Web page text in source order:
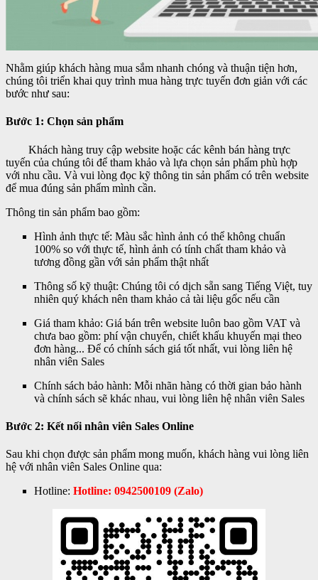
Nhằm giúp khách hàng mua sắm nhanh chóng và thuận tiện hơn,
chúng tôi triển khai quy trình mua hàng trực tuyến đơn giản với các
bước như sau:
Bước 1: Chọn sản phẩm
Khách hàng truy cập website hoặc các kênh bán hàng trực
tuyến của chúng tôi để tham khảo và lựa chọn sản phẩm phù hợp
với nhu cầu. Và vui lòng đọc kỹ thông tin sản phẩm có trên website
để mua đúng sản phẩm mình cần.
Thông tin sản phẩm bao gồm:
Hình ảnh thực tế: Màu sắc hình ảnh có thể không chuẩn
100% so với thực tế, hình ảnh có tính chất tham khảo và
tương đồng gần với sản phẩm thật nhất
Thông số kỹ thuật: Chúng tôi có dịch sẵn sang Tiếng Việt, tuy
nhiên quý khách nên tham khảo cả tài liệu gốc nếu cần
Giá tham khảo: Giá bán trên website luôn bao gồm VAT và
chưa bao gồm: phí vận chuyển, chiết khấu khuyến mại theo
đơn hàng... Để có chính sách giá tốt nhất, vui lòng liên hệ
nhân viên Sales
Chính sách bảo hành: Mỗi nhãn hàng có thời gian bảo hành
và chính sách sẽ khác nhau, vui lòng liên hệ nhân viên Sales
Bước 2: Kết nối nhân viên Sales Online
Sau khi chọn được sản phẩm mong muốn, khách hàng vui lòng liên
hệ với nhân viên Sales Online qua:
Hotline: Hotline: 0942500109 (Zalo)